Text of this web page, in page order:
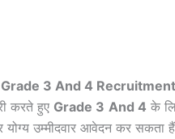
3 And 4
करते हुए Grade 3 And 4 के
योग्य उम्मीदवार आवेदन कर